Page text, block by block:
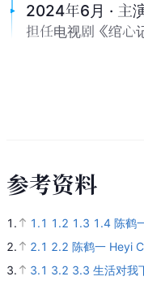
2024年6月 · 主
担任电视剧《绾心
参考资料
1. 1.1 1.2 1.3 1.4 陈鹤
2.
2.1 2.2 陈鹤一 Heyi
3.
3.1 3.2 3.3 生活对我